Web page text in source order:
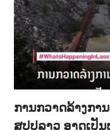
ການກວາດລ້າງກາ
ສປປລາວ ອາດເປັ